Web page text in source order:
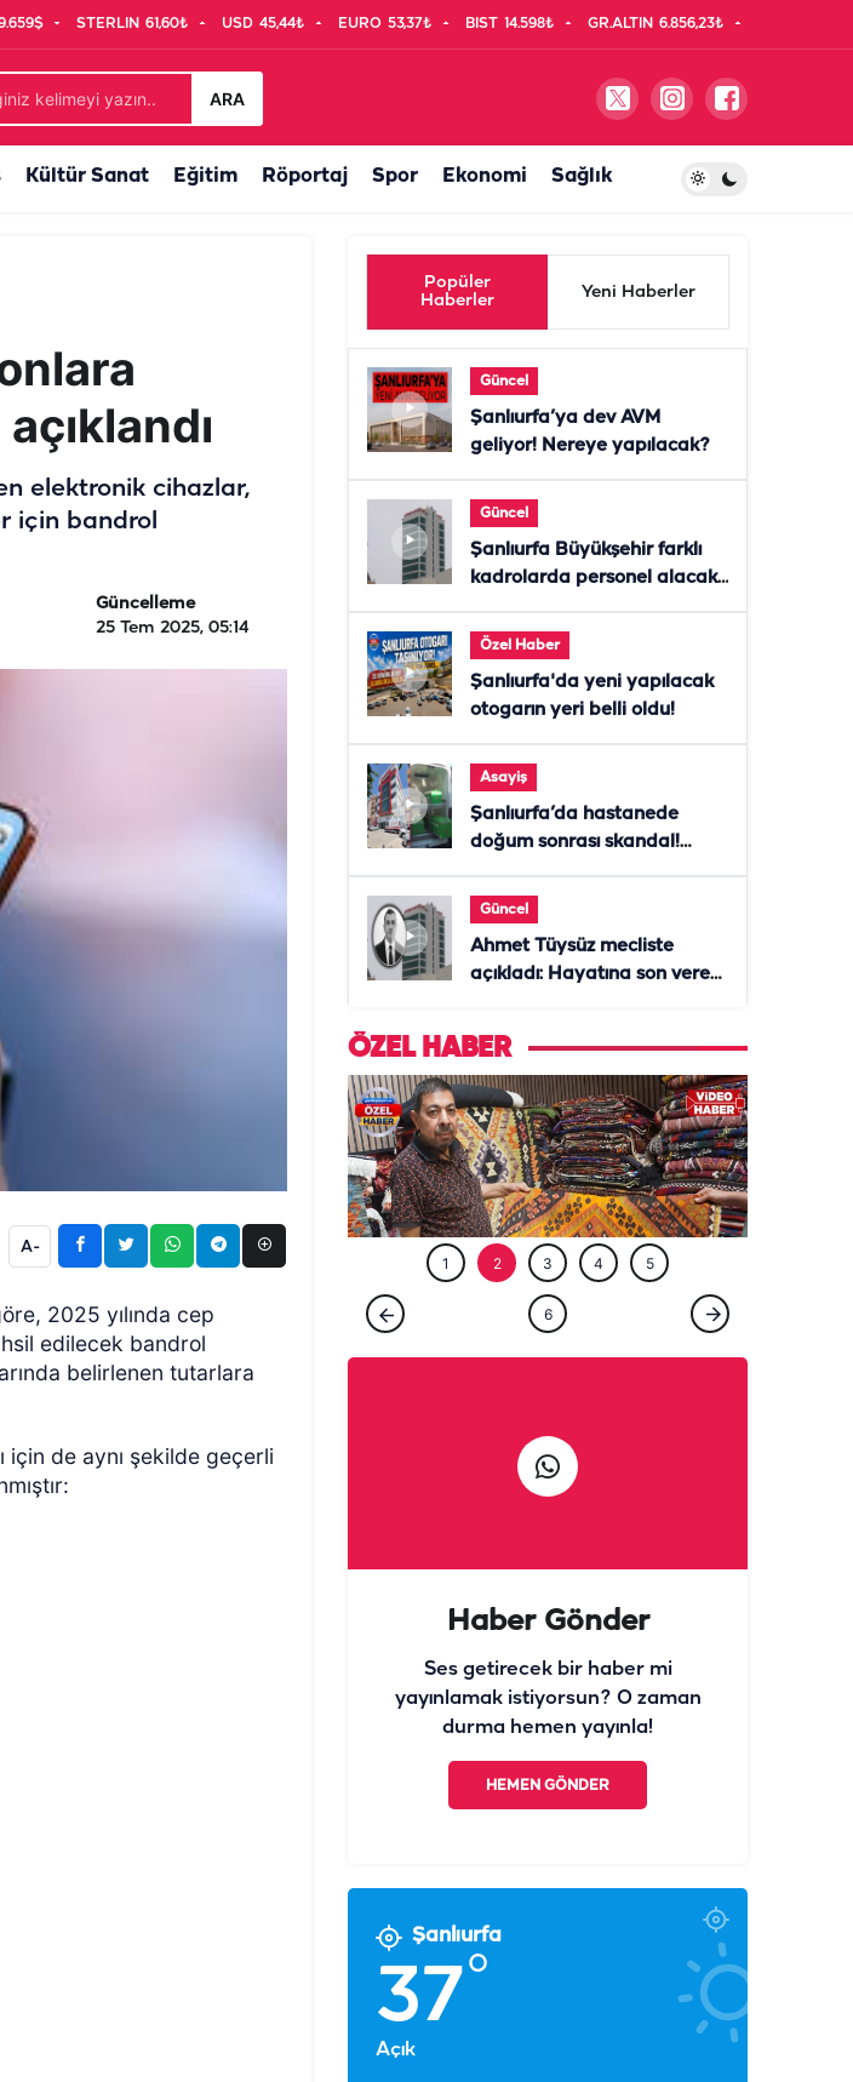
STERLIN 61,60₺ USD 45,44₺ EURO 53,37₺ BIST 14.598₺ GR.ALTIN 6.856,23₺
ARA
Kültür Sanat Eğitim Röportaj Spor Ekonomi Sağlık
elektronik cihazlar,
için bandrol
Güncelleme
25 Tem 2025, 05:14
A-
2025 yılında cep
edilecek bandrol
belirlenen tutarlara
de aynı şekilde geçerli
Popüler
Haberler
Yeni Haberler
Güncel
Şanlıurfa’ya dev AVM
geliyor! Nereye yapılacak?
Güncel
Şanlıurfa Büyükşehir farklı
kadrolarda personel alacak!
Özel Haber
Şanlıurfa'da yeni yapılacak
otogarın yeri belli oldu!
Asayiş
Şanlıurfa’da hastanede
doğum sonrası skandal!
Güncel
Ahmet Tüysüz mecliste
açıkladı: Hayatına son veren
ÖZEL HABER
ÖZEL HABER
Şanlıurfa’da yarım asırlık ustadan gelenek
1 2 3 4 5
6
Haber Gönder
Ses getirecek bir haber mi
yayınlamak istiyorsun? O zaman
durma hemen yayınla!
HEMEN GÖNDER
Şanlıurfa
37°
Açık